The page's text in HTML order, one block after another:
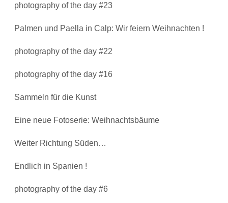
photography of the day #23
Palmen und Paella in Calp: Wir feiern Weihnachten !
photography of the day #22
photography of the day #16
Sammeln für die Kunst
Eine neue Fotoserie: Weihnachtsbäume
Weiter Richtung Süden…
Endlich in Spanien !
photography of the day #6